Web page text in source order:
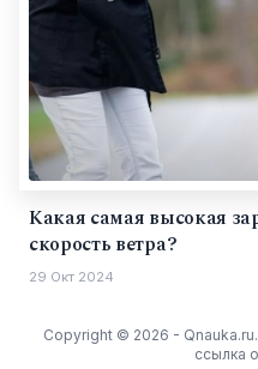
Какая самая высокая
скорость ветра?
29 Окт 2024
Copyright © 2026 -
ссылка